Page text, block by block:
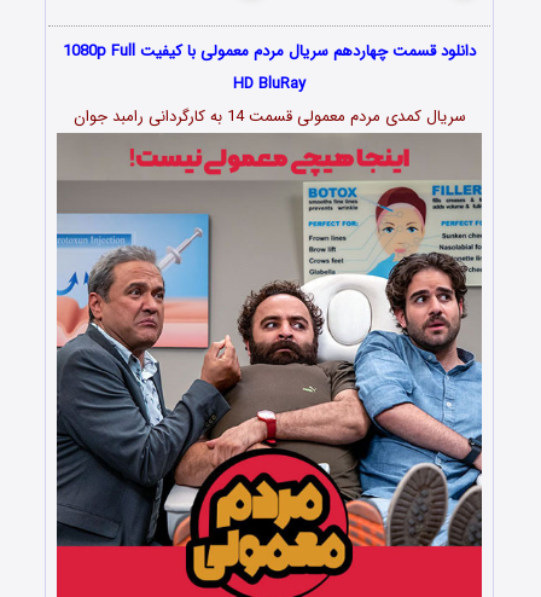
دانلود قسمت چهاردهم سریال مردم معمولی با کیفیت 1080p Full
HD BluRay
سریال کمدی مردم معمولی قسمت 14 به کارگردانی رامبد جوان